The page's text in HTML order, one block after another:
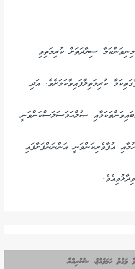
ސިޔާދަތަށް ކުރިމަތިވި
ކުރިމަތިލާފައިވާކަމަށެވެ. އަދި
ޞުލްޙަމަސަލަސްކަންވަނީ
އުފާވެރިކަންވަނީ އަންނަންފަށާފައި
ވަގުތު ހަމަވެއްޖެ، ޝުކުރިއްޔާ